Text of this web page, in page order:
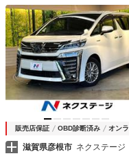
ドア シートクーラー
三眼ＬＥＤヘッド 純正
ラレコ
販売店保証 OBD診断済み オン
滋賀県彦根市 ネクステー